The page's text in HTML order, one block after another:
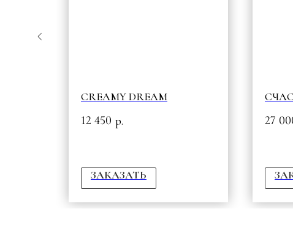
CREAMY DREAM
12 450 р.
ЗАКАЗАТЬ
27